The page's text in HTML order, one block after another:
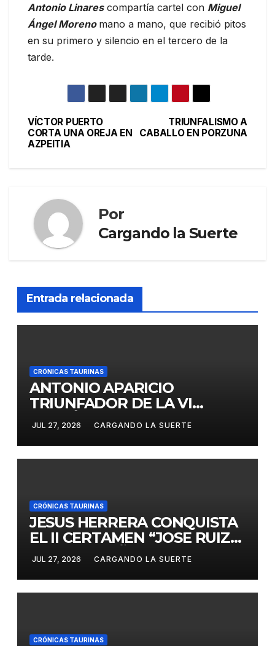
Antonio Linarescompartía cartel con Miguel
Ángel Moreno mano a mano, que recibió pitos
en su primero y silencio en el tercero de la
tarde.
TRIUNFALISMO A
CABALLO EN PORZUNA
VÍCTOR PUERTO
CORTA UNA OREJA EN
AZPEITIA
Por
Cargando la Suerte
Entrada relacionada
CRÓNICAS TAURINAS
ANTONIO APARICIO
TRIUNFADOR DE LA VI
EDICIÓN DEL CERTAMEN
«VILLA DE LA SOLANA»
JUL 27, 2026 CARGANDO LA SUERTE
CRÓNICAS TAURINAS
JESUS HERRERA CONQUISTA
EL II CERTAMEN “JOSE RUIZ
CALATRAVEÑO”
JUL 27, 2026 CARGANDO LA SUERTE
CRÓNICAS TAURINAS